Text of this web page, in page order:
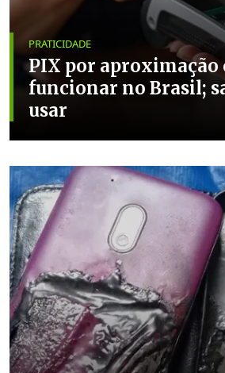
PRATICIDADE
PIX por aproximação
funcionar no Brasil;
usar